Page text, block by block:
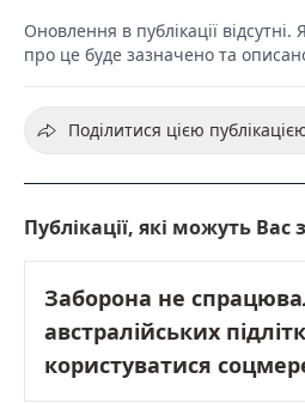
Оновлення в публікації
про це буде зазначено та описано
Поділитися цією
Публікації, які можуть Вас
Заборона не
австралійських
користуватися